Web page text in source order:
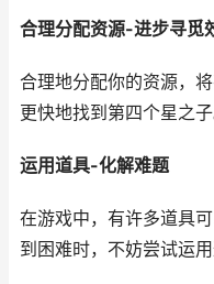
合理分配资源-进步寻觅
合理地分配你的资源，
更快地找到第四个星之子
运用道具-化解难题
在游戏中，有许多道具
到困难时，不妨尝试运用